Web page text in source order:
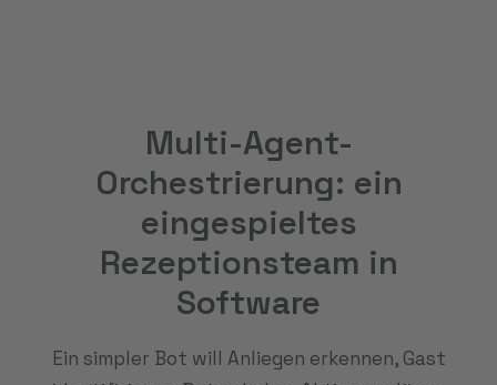
Multi-Agent-
Orchestrierung: ein
eingespieltes
Rezeptionsteam in
Software
Ein simpler Bot will Anliegen erkennen, Gast